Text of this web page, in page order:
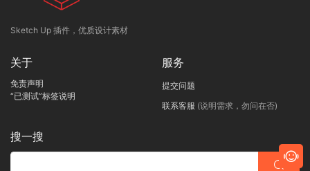
Sketch Up 插件，优质设计素材
关于
免责声明
“已测试”标签说明
服务
提交问题
联系客服 (说明需求，勿问在否)
搜一搜